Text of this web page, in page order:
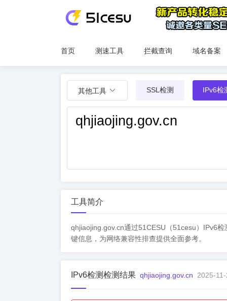
首页 测速工具 拦截查询 域名备案
其他工具 SSL检测 IPv6检
工具简介
qhjiaojing.gov.cn通过51CESU（51cesu）IPv6
键信息，为网络兼容性排查提供全面参考。
IPv6检测检测结果 qhjiaojing.gov.cn 2025-